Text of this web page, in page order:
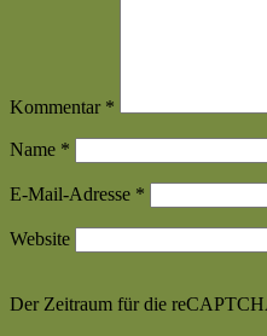
Kommentar *
Name *
E-Mail-Adresse *
Website
Der Zeitraum für die